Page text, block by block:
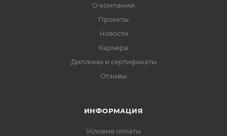
О компании
Проекты
Новости
Карьера
Дипломы и сертификаты
Отзывы
ИНФОРМАЦИЯ
Условия оплаты